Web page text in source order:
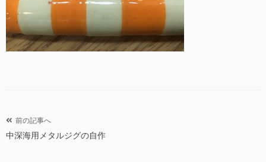
投
稿
前の記事へ
中深海用メタルジグの自作